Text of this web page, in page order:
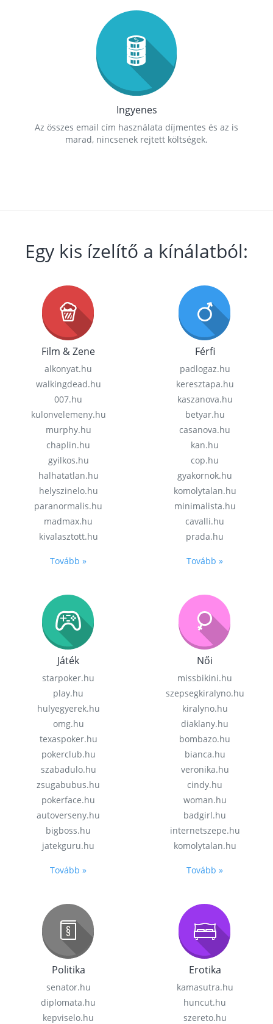
Ingyenes
Az összes email cím használata díjmentes és az is
marad, nincsenek rejtett költségek.
Egy kis ízelítő a kínálatból:
Film & Zene
alkonyat.hu
walkingdead.hu
007.hu
kulonvelemeny.hu
murphy.hu
chaplin.hu
gyilkos.hu
halhatatlan.hu
helyszinelo.hu
paranormalis.hu
madmax.hu
kivalasztott.hu
Tovább »
Férfi
padlogaz.hu
keresztapa.hu
kaszanova.hu
betyar.hu
casanova.hu
kan.hu
cop.hu
gyakornok.hu
komolytalan.hu
minimalista.hu
cavalli.hu
prada.hu
Tovább »
Játék
starpoker.hu
play.hu
hulyegyerek.hu
omg.hu
texaspoker.hu
pokerclub.hu
szabadulo.hu
zsugabubus.hu
pokerface.hu
autoverseny.hu
bigboss.hu
jatekguru.hu
Tovább »
Női
missbikini.hu
szepsegkiralyno.hu
kiralyno.hu
diaklany.hu
bombazo.hu
bianca.hu
veronika.hu
cindy.hu
woman.hu
badgirl.hu
internetszepe.hu
komolytalan.hu
Tovább »
Politika
senator.hu
diplomata.hu
kepviselo.hu
Erotika
kamasutra.hu
huncut.hu
szereto.hu